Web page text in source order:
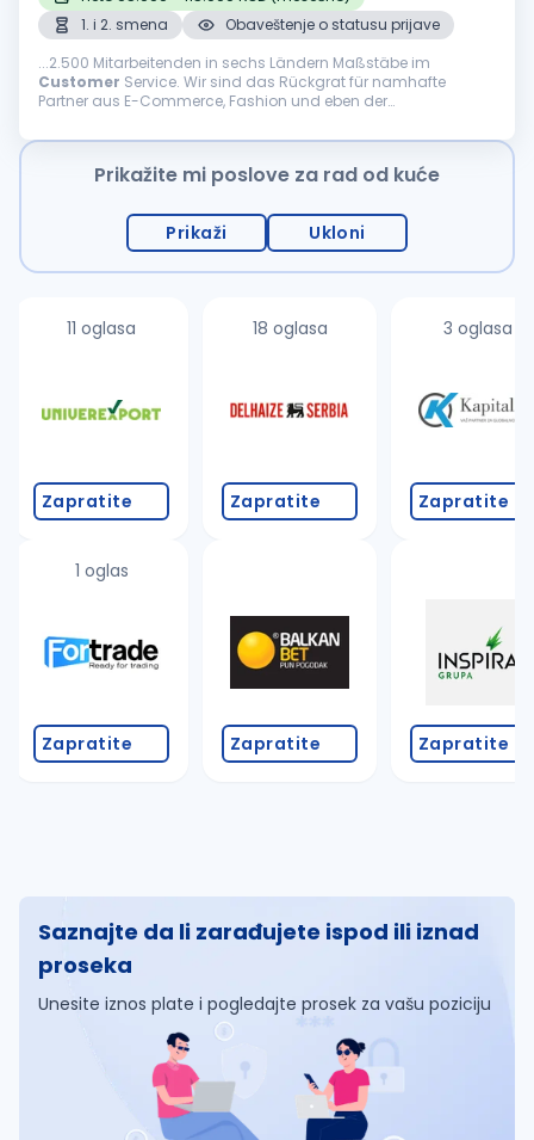
1. i 2. smena
Obaveštenje o statusu prijave
...2.500 Mitarbeitenden in sechs Ländern Maßstäbe im
Customer Service. Wir sind das Rückgrat für namhafte
Partner aus E-Commerce, Fashion und eben der
Innovation und...
Prikažite mi poslove za rad od kuće
Prikaži Ukloni
11 oglasa
Zapratite
1 oglas
Zapratite
18 oglasa
Zapratite
Zapratite
3 oglasa
Zapratite
Zapratite
Saznajte da li zarađujete ispod ili iznad
proseka
Unesite iznos plate i pogledajte prosek za vašu poziciju